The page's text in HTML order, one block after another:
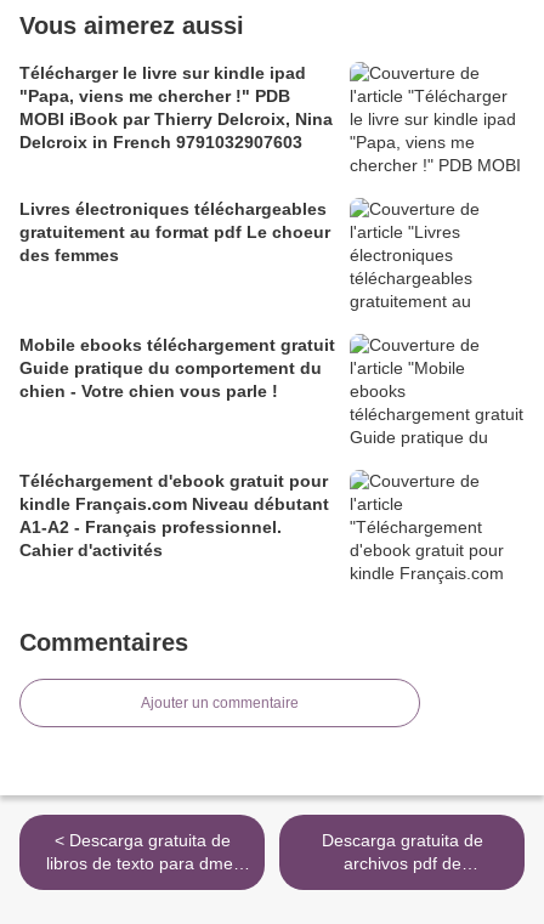
Vous aimerez aussi
Télécharger le livre sur kindle ipad
"Papa, viens me chercher !" PDB
MOBI iBook par Thierry Delcroix, Nina
Delcroix in French 9791032907603
Livres électroniques téléchargeables
gratuitement au format pdf Le choeur
des femmes
Mobile ebooks téléchargement gratuit
Guide pratique du comportement du
chien - Votre chien vous parle !
Téléchargement d'ebook gratuit pour
kindle Français.com Niveau débutant
A1-A2 - Français professionnel.
Cahier d'activités
Commentaires
Ajouter un commentaire
< Descarga gratuita de
libros de texto para dme.
AMOR Y VIRTUD: BAJO
Descarga gratuita de
archivos pdf de
computadoras SULLA